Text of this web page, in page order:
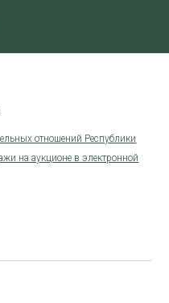
отношений Республики
на аукционе в электронной